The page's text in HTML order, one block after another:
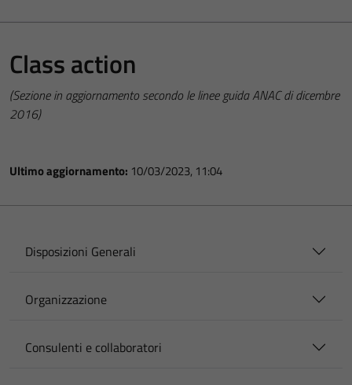
Class action
(Sezione in aggiornamento secondo le linee guida ANAC di dicembre
2016)
Ultimo aggiornamento: 10/03/2023, 11:04
Disposizioni Generali
Organizzazione
Consulenti e collaboratori